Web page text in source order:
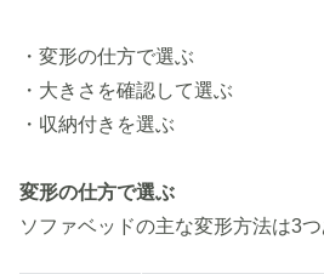
・変形の仕方で選ぶ
・大きさを確認して選ぶ
・収納付きを選ぶ
変形の仕方で選ぶ
ソファベッドの主な変形方法は3つ